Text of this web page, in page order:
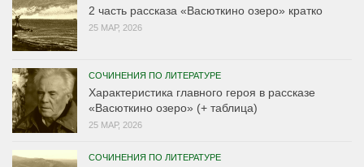
2 часть рассказа «Васюткино озеро» кратко
25 МАР, 2026
СОЧИНЕНИЯ ПО ЛИТЕРАТУРЕ
Характеристика главного героя в рассказе
«Васюткино озеро» (+ таблица)
25 МАР, 2026
СОЧИНЕНИЯ ПО ЛИТЕРАТУРЕ